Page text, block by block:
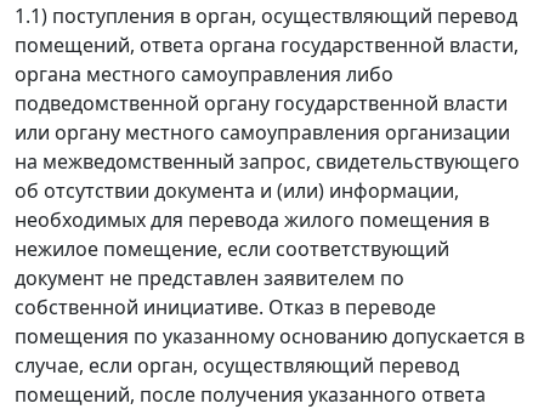
1.1) поступления в орган, осуществляющий перевод
помещений, ответа органа государственной власти,
органа местного самоуправления либо
подведомственной органу государственной власти
или органу местного самоуправления организации
на межведомственный запрос, свидетельствующего
об отсутствии документа и (или) информации,
необходимых для перевода жилого помещения в
нежилое помещение, если соответствующий
документ не представлен заявителем по
собственной инициативе. Отказ в переводе
помещения по указанному основанию допускается в
случае, если орган, осуществляющий перевод
помещений, после получения указанного ответа